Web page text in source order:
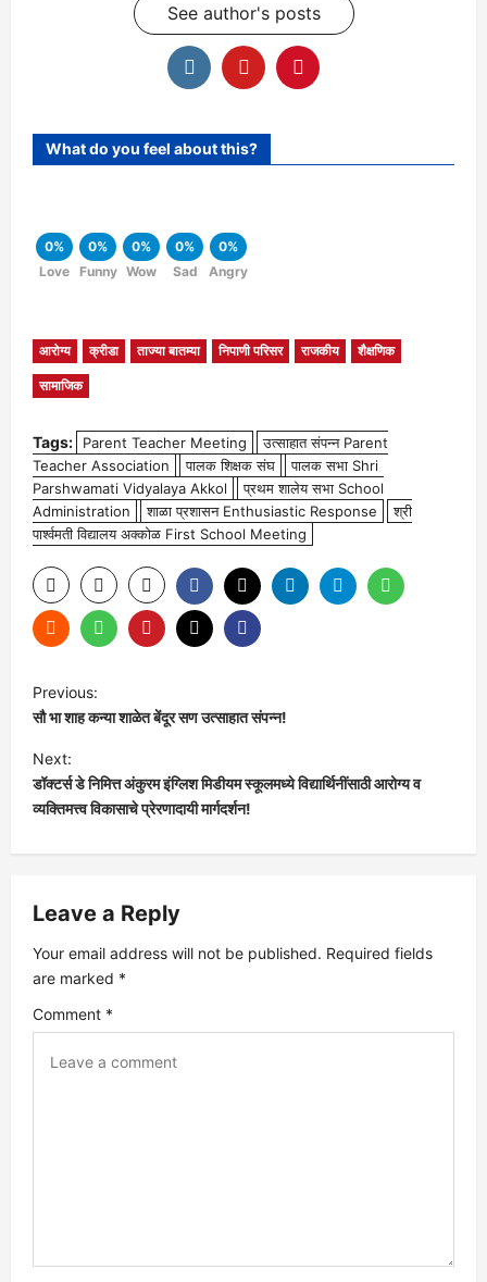
See author's posts
What do you feel about this?
0%
Love
0%
Funny
0%
Wow
0%
Sad
0%
Angry
आरोग्य क्रीडा ताज्या बातम्या निपाणी परिसर राजकीय शैक्षणिक
सामाजिक
Tags: Parent Teacher Meeting
उत्साहात संपन्न Parent
Teacher Association
पालक शिक्षक संघ
पालक सभा Shri
Parshwamati Vidyalaya Akkol
प्रथम शालेय सभा School
Administration
शाळा प्रशासन Enthusiastic Response
श्री
पार्श्वमती विद्यालय अक्कोळ First School Meeting
P
o
s
a
v
i
g
o
Previous:
सौ भा शाह कन्या शाळेत बेंदूर सण उत्साहात संपन्न!
Next:
डॉक्टर्स डे निमित्त अंकुरम इंग्लिश मिडीयम स्कूलमध्ये विद्यार्थिनींसाठी आरोग्य व
व्यक्तिमत्त्व विकासाचे प्रेरणादायी मार्गदर्शन!
Leave a Reply
Your email address will not be published. Required fields
are marked *
Comment *